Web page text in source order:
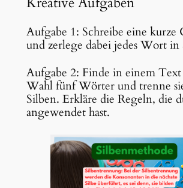
Aufgabe 1: Schreibe eine kurze
und zerlege dabei jedes Wort in
Aufgabe 2: Finde in einem
Wahl fünf Wörter und trenne
Silben. Erkläre die Regeln, die
angewendet hast.